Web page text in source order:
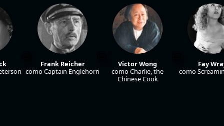
Frank Reicher
como Captain Englehorn
Victor Wong
como Charlie, the
Chinese Cook
Fay
como